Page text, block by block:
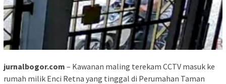
jurnalbogor.com – Kawanan maling terekam CCTV masuk ke
rumah milik Enci Retna yang tinggal di Perumahan Taman